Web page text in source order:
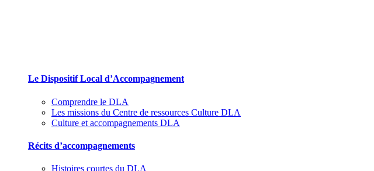
Le Dispositif Local d’Accompagnement
Comprendre le DLA
Les missions du Centre de ressources Culture DLA
Culture et accompagnements DLA
Récits d’accompagnements
Histoires courtes du DLA